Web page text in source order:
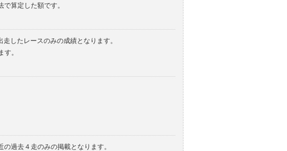
算定した額です。
したレースのみの成績となります。
。
過去４走のみの掲載となります。